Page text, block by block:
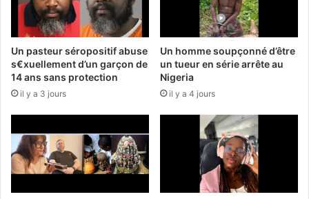
Un pasteur séropositif abuse
s€xuellement d’un garçon de
14 ans sans protection
il y a 3 jours
Un homme soupçonné d’être
un tueur en série arrête au
Nigeria
il y a 4 jours